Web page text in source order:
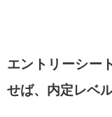
エントリーシー
せば、 内定レベ